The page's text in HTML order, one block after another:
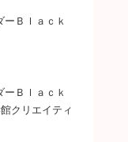
ーＢｌａｃｋ
ーＢｌａｃｋ
クリエイティ